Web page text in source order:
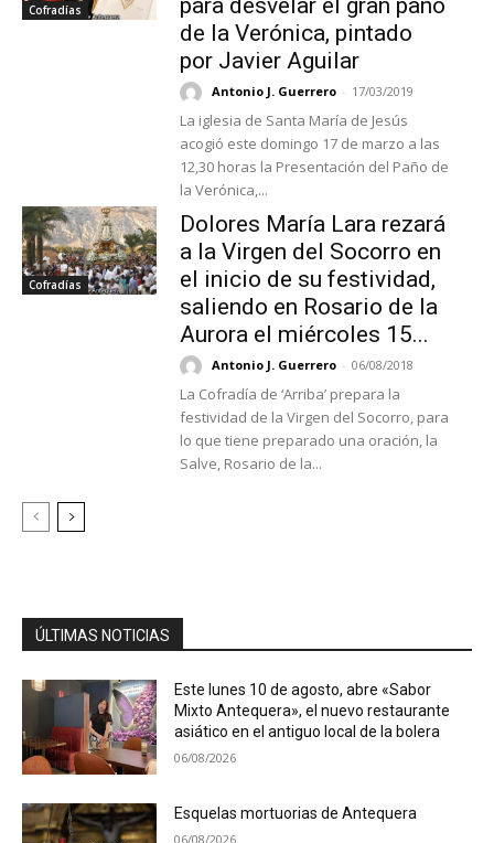
Cofradías
para desvelar el gran paño
de la Verónica, pintado
por Javier Aguilar
Antonio J. Guerrero - 17/03/2019
La iglesia de Santa María de Jesús
acogió este domingo 17 de marzo a las
12,30 horas la Presentación del Paño de
la Verónica,...
Cofradías
Dolores María Lara rezará
a la Virgen del Socorro en
el inicio de su festividad,
saliendo en Rosario de la
Aurora el miércoles 15...
Antonio J. Guerrero - 06/08/2018
La Cofradía de ‘Arriba’ prepara la
festividad de la Virgen del Socorro, para
lo que tiene preparado una oración, la
Salve, Rosario de la...
ÚLTIMAS NOTICIAS
Este lunes 10 de agosto, abre «Sabor
Mixto Antequera», el nuevo restaurante
asiático en el antiguo local de la bolera
06/08/2026
Esquelas mortuorias de Antequera
06/08/2026